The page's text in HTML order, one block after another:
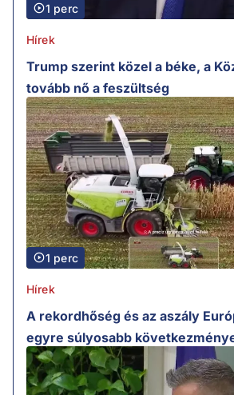
1 perc
Hírek
Trump szerint közel a béke, a
tovább nő a feszültség
1 perc
Hírek
A rekordhőség és az aszály
egyre súlyosabb